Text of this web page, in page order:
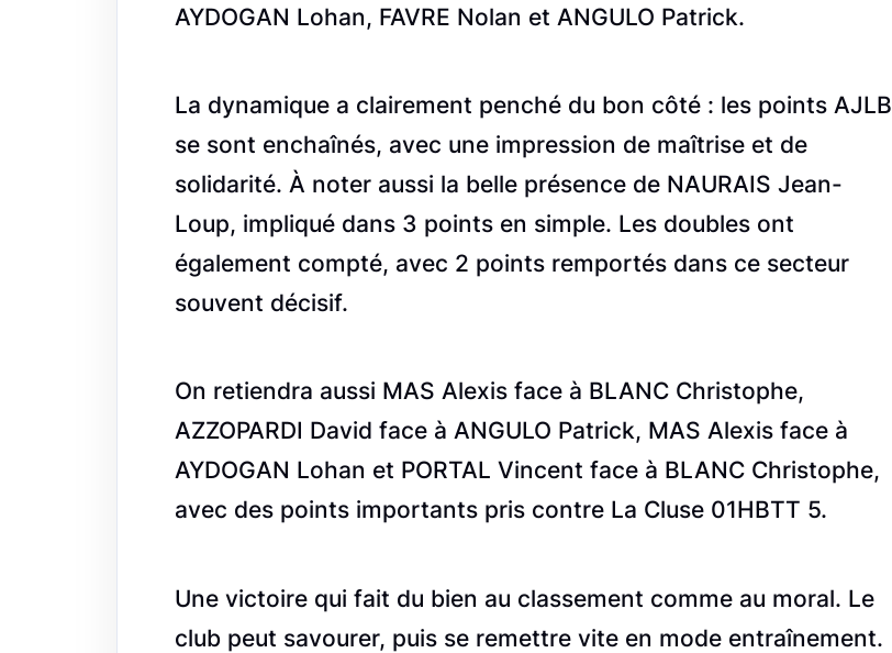
AYDOGAN Lohan, FAVRE Nolan et ANGULO Patrick.
La dynamique a clairement penché du bon côté : les points AJLB
se sont enchaînés, avec une impression de maîtrise et de
solidarité. À noter aussi la belle présence de NAURAIS Jean-
Loup, impliqué dans 3 points en simple. Les doubles ont
également compté, avec 2 points remportés dans ce secteur
souvent décisif.
On retiendra aussi MAS Alexis face à BLANC Christophe,
AZZOPARDI David face à ANGULO Patrick, MAS Alexis face à
AYDOGAN Lohan et PORTAL Vincent face à BLANC Christophe,
avec des points importants pris contre La Cluse 01HBTT 5.
Une victoire qui fait du bien au classement comme au moral. Le
club peut savourer, puis se remettre vite en mode entraînement.